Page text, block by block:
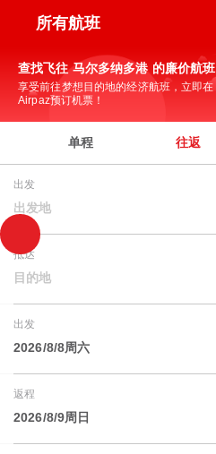
所有航班
查找飞往 马尔多纳多港 的廉价航班
享受前往梦想目的地的经济航班，立即在
Airpaz预订机票！
单程 往返
出发
出发地
抵达
目的地
出发
2026/8/8周六
返程
2026/8/9周日